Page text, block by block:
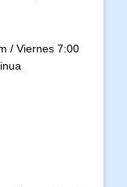
/ Viernes 7:00